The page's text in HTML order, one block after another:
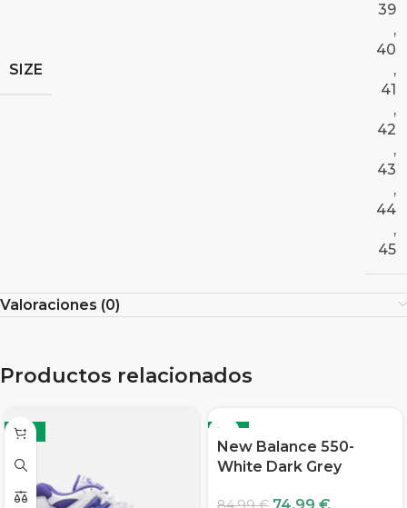
SIZE
39
,
40
,
41
,
42
,
43
,
44
,
45
Valoraciones (0)
Productos relacionados
-12% -12%
New Balance 550-
White Dark Grey